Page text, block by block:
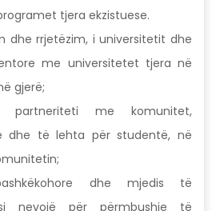
tjera ekzistuese.
dhe rrjetëzim, i universitetit dhe
me universitetet tjera në
gjerë;
partneriteti me komunitet,
dhe të lehta për studentë, në
dhe mjedis të
nevojë për përmbushje të